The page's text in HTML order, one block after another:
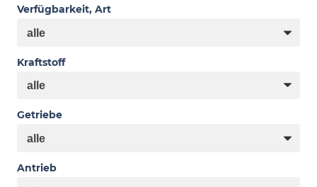
Verfügbarkeit, Art
Kraftstoff
Getriebe
Antrieb